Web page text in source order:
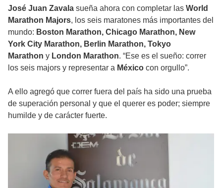
José Juan Zavala sueña ahora con completar las World
Marathon Majors, los seis maratones más importantes del
mundo: Boston Marathon, Chicago Marathon, New
York City Marathon, Berlin Marathon, Tokyo
Marathon y London Marathon. “Ese es el sueño: correr
los seis majors y representar a México con orgullo”.
A ello agregó que correr fuera del país ha sido una prueba
de superación personal y que el querer es poder; siempre
humilde y de carácter fuerte.